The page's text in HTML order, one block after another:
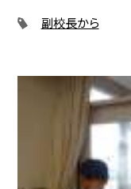
副校長から